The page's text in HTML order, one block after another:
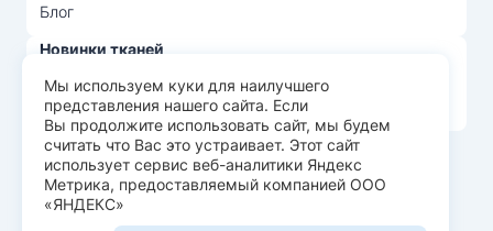
Блог
Новинки тканей
Распродажа тканей
Лидеры продаж
© Арт Текс — продажа тканей оптом, 2026
Пользовательское соглашение
Мы используем куки для наилучшего
представления нашего сайта. Если
Вы продолжите использовать сайт, мы будем
считать что Вас это устраивает. Этот сайт
использует сервис веб-аналитики Яндекс
Метрика, предоставляемый компанией ООО
«ЯНДЕКС»